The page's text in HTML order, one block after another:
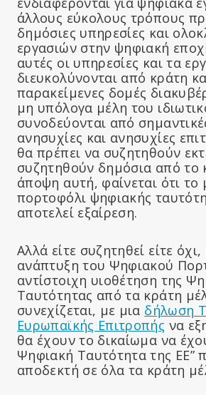
άλλους εύκολους τρόπους
δημόσιες υπηρεσίες και
εργασιών στην ψηφιακή
αυτές οι υπηρεσίες και τα
διευκολύνονται από κράτη
παρακείμενες δομές
μη υπόλογα μέλη του
συνοδεύονται από
ανησυχίες και ανησυχίες
θα πρέπει να συζητηθούν
συζητηθούν δημόσια από το
άποψη αυτή, φαίνεται ότι το
πορτοφόλι ψηφιακής
αποτελεί εξαίρεση.
Αλλά είτε συζητηθεί είτε
ανάπτυξη του Ψηφιακού
αντίστοιχη υιοθέτηση της
Ταυτότητας από τα κράτη
συνεχίζεται, με μια δήλωση
Ευρωπαϊκής Επιτροπής να
θα έχουν το δικαίωμα να
Ψηφιακή Ταυτότητα της ΕΕ”
αποδεκτή σε όλα τα κράτη